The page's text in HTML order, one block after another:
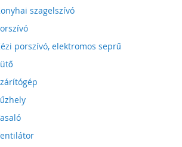
szagelszívó
porszívó, elektromos seprű